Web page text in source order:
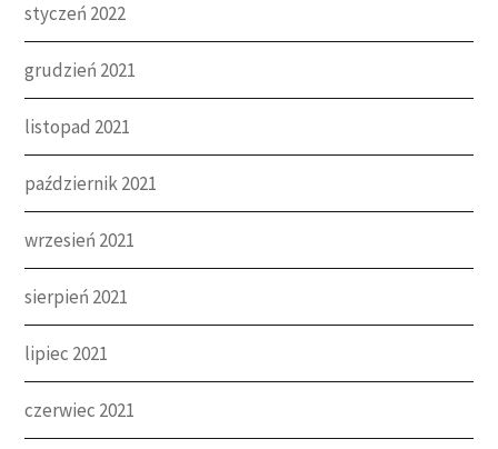
styczeń 2022
grudzień 2021
listopad 2021
październik 2021
wrzesień 2021
sierpień 2021
lipiec 2021
czerwiec 2021